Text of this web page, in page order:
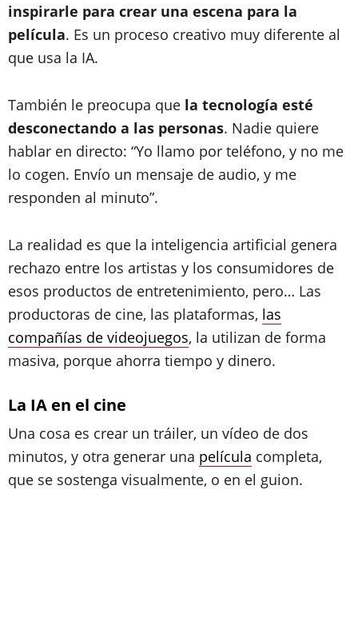
inspirarle para crear una escena para la
película. Es un proceso creativo muy diferente al
que usa la IA.
También le preocupa que la tecnología esté
desconectando a las personas. Nadie quiere
hablar en directo: “Yo llamo por teléfono, y no me
lo cogen. Envío un mensaje de audio, y me
responden al minuto”.
La realidad es que la inteligencia artificial genera
rechazo entre los artistas y los consumidores de
esos productos de entretenimiento, pero… Las
productoras de cine, las plataformas, las
compañías de videojuegos, la utilizan de forma
masiva, porque ahorra tiempo y dinero.
La IA en el cine
Una cosa es crear un tráiler, un vídeo de dos
minutos, y otra generar una película completa,
que se sostenga visualmente, o en el guion.